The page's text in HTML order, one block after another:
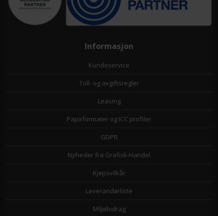
Informasjon
Kundeservice
Toll- og avgiftsregler
Leasing
Papirformater og ICC profiler
GDPR
Nyheder fra Grafisk-Handel
Kjøpsvilkår
Leverandørliste
Miljøbidrag